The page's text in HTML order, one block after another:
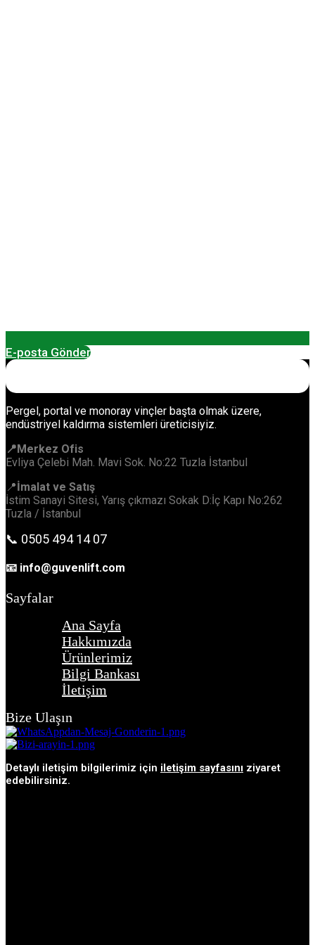
E-posta Gönder
Pergel, portal ve monoray vinçler başta olmak üzere,
endüstriyel kaldırma sistemleri üreticisiyiz.
📍Merkez Ofis
Evliya Çelebi Mah. Mavi Sok. No:22 Tuzla İstanbul
📍İmalat ve Satış
İstim Sanayi Sitesi, Yarış çıkmazı Sokak D:İç Kapı No:262
Tuzla / İstanbul
📞 0505 494 14 07
📧 info@guvenlift.com
Sayfalar
Ana Sayfa
Hakkımızda
Ürünlerimiz
Bilgi Bankası
İletişim
Bize Ulaşın
Detaylı iletişim bilgilerimiz için iletişim sayfasını ziyaret
edebilirsiniz.